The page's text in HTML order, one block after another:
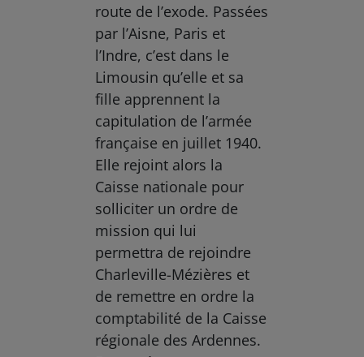
route de l’exode. Passées
par l’Aisne, Paris et
l’Indre, c’est dans le
Limousin qu’elle et sa
fille apprennent la
capitulation de l’armée
française en juillet 1940.
Elle rejoint alors la
Caisse nationale pour
solliciter un ordre de
mission qui lui
permettra de rejoindre
Charleville-Mézières et
de remettre en ordre la
comptabilité de la Caisse
régionale des Ardennes.